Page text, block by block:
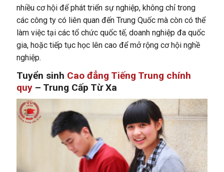
nhiều cơ hội để phát triển sự nghiệp, không chỉ trong
các công ty có liên quan đến Trung Quốc mà còn có thể
làm việc tại các tổ chức quốc tế, doanh nghiệp đa quốc
gia, hoặc tiếp tục học lên cao để mở rộng cơ hội nghề
nghiệp.
Tuyển sinh Cao đẳng Tiếng Trung chính
quy– Trung Cấp Từ Xa